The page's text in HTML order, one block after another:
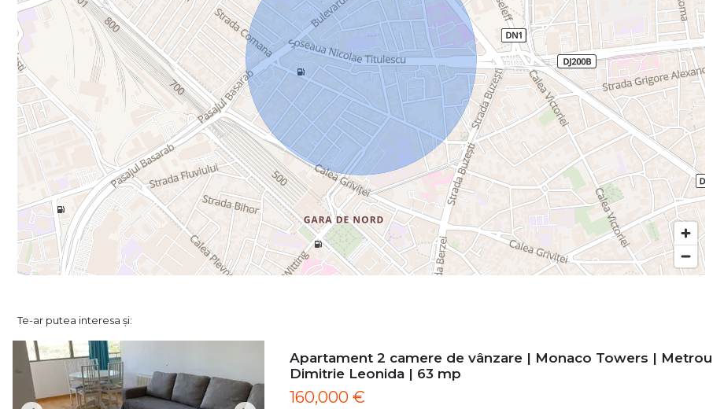
Te-ar putea interesa și:
Apartament 2 camere de vânzare | Monaco Towers | Metrou
Dimitrie Leonida | 63 mp
160,000 €